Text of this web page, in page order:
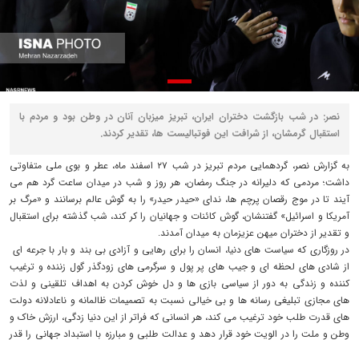
نصر: در شب بازگشت دختران ایران، تبریز میزبان آنان در وطن بود و مردم با
استقبال گرمشان، از شرافت این فوتبالیست ها، تقدیر کردند.
به گزارش نصر، گردهمایی مردم تبریز در شب ۲۷ اسفند ماه، عطر و بوی ملی متفاوتی
داشت؛ مردمی که دلیرانه در جنگ رمضان، هر روز و شب در میدان ساعت گرد هم می
آیند تا در موج رقصان پرچم ها، ندای «حیدر حیدر» را به گوش عالم برسانند و «مرگ بر
آمریکا و اسرائیل» گفتنشان، گوش کائنات و جهانیان را کر کند، شب گذشته برای استقبال
و تقدیر از دختران میهن عزیزمان به میدان آمدند.
در روزگاری که سیاست های دنیا، انسان را برای رهایی و آزادی بی بند و بار با جرعه ای
از شادی های لحظه ای و جیب های پر پول و سرگرمی های زودگذر گول زننده و ترغیب
کننده و زندگی به دور از سیاسی بازی ها و دل خوش کردن به اهداف تلقینی و لذت
های مجازی تبلیغی رسانه ها و بی خیالی نسبت به تصمیمات ظالمانه و ناعادلانه دولت
های قدرت طلب خود ترغیب می کند، هر انسانی که فراتر از این دنیا زدگی، ارزش خاک و
وطن و ملت را در الویت خود قرار دهد و عدالت طلبی و مبارزه با استبداد جهانی را قدر